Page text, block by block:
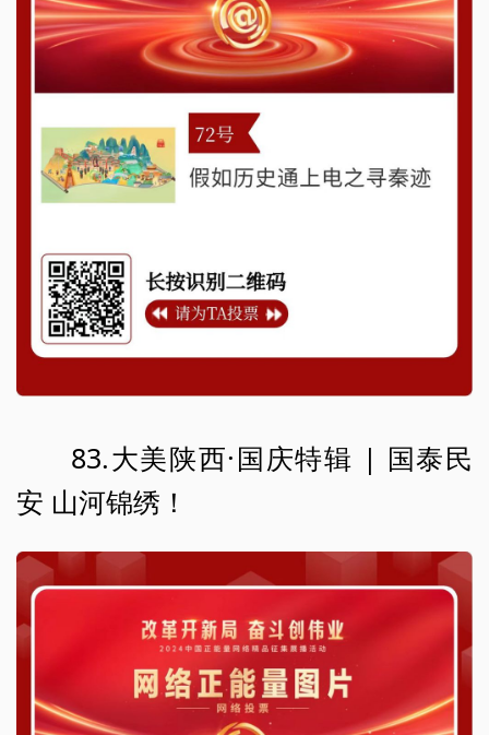
83.大美陕西·国庆特辑 | 国泰民
安 山河锦绣！